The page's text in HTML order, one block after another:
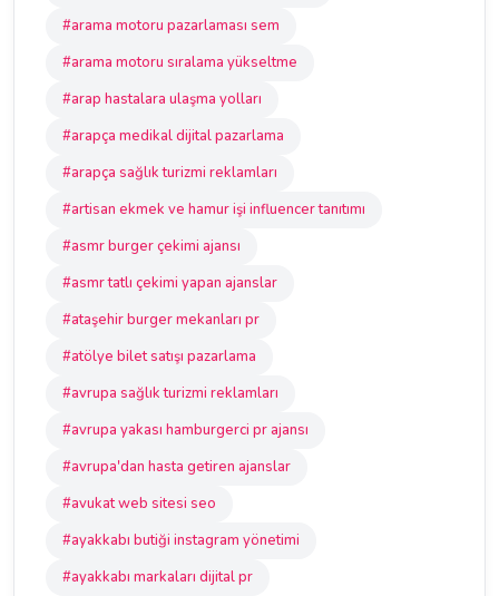
#arama motoru pazarlaması sem
#arama motoru sıralama yükseltme
#arap hastalara ulaşma yolları
#arapça medikal dijital pazarlama
#arapça sağlık turizmi reklamları
#artisan ekmek ve hamur işi influencer tanıtımı
#asmr burger çekimi ajansı
#asmr tatlı çekimi yapan ajanslar
#ataşehir burger mekanları pr
#atölye bilet satışı pazarlama
#avrupa sağlık turizmi reklamları
#avrupa yakası hamburgerci pr ajansı
#avrupa'dan hasta getiren ajanslar
#avukat web sitesi seo
#ayakkabı butiği instagram yönetimi
#ayakkabı markaları dijital pr